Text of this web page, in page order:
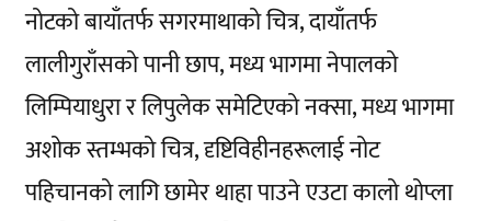
नोटको बायाँतर्फ सगरमाथाको चित्र, दायाँतर्फ
लालीगुराँसको पानी छाप, मध्य भागमा नेपालको
लिम्पियाधुरा र लिपुलेक समेटिएको नक्सा, मध्य भागमा
अशोक स्तम्भको चित्र, दृष्टिविहीनहरूलाई नोट
पहिचानको लागि छामेर थाहा पाउने एउटा कालो थोप्ला